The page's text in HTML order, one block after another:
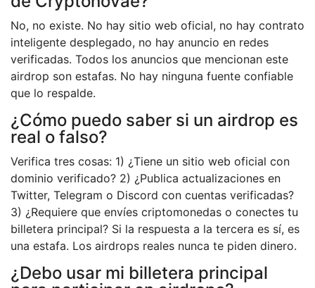
No, no existe. No hay sitio web oficial, no hay contrato
inteligente desplegado, no hay anuncio en redes
verificadas. Todos los anuncios que mencionan este
airdrop son estafas. No hay ninguna fuente confiable
que lo respalde.
¿Cómo puedo saber si un airdrop es
real o falso?
Verifica tres cosas: 1) ¿Tiene un sitio web oficial con
dominio verificado? 2) ¿Publica actualizaciones en
Twitter, Telegram o Discord con cuentas verificadas?
3) ¿Requiere que envíes criptomonedas o conectes tu
billetera principal? Si la respuesta a la tercera es sí, es
una estafa. Los airdrops reales nunca te piden dinero.
¿Debo usar mi billetera principal